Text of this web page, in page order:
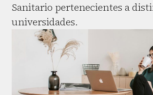
Sanitario pertenecientes a
universidades.